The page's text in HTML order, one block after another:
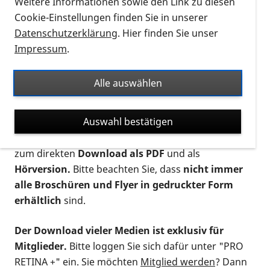
für blinde und sehbehinderte Menschen an.
Auf dieser Seite finden Sie sämtliches Infomaterial
Ort. Nutzen Sie den Formatfilter, um ausschließlich
nach Flyern und Broschüren, Audios oder Videos zu
suchen. Die meisten Flyer und Broschüren werden in
verschiedenen Formaten angeboten: zur
postalischen Bestellung als gedruckte Variante
zum direktenDownload als PDFund als
Hörversion. Bitte beachten Sie, dass nicht immer
alle Broschüren und Flyer in gedruckter Form
erhältlich sind.
Der Download vieler Medien ist exklusiv für
Mitglieder. Bitte loggen Sie sich dafür unter "PRO
RETINA +" ein. Sie möchten Mitglied werden? Dann
Cookie-Einstellungen finden Sie in unserer
Datenschutzerklärung. Hier finden Sie unser
Impressum.
Alle auswählen
Auswahl bestätigen